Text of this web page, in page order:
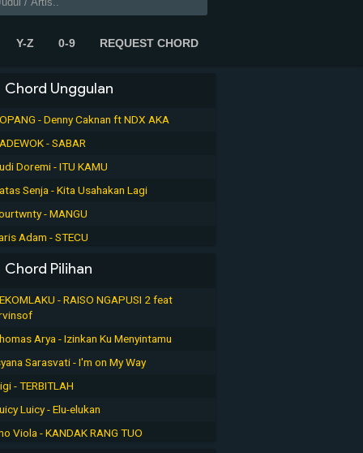
Y-Z 0-9 REQUEST CHORD
Chord Unggulan
- Denny Caknan ft NDX AKA
- SABAR
Doremi - ITU KAMU
Senja - Kita Usahakan Lagi
- MANGU
Adam - STECU
Chord Pilihan
- RAISO NGAPUSI 2 feat
Arya - Izinkan Ku Menyintamu
Sarasvati - I'm on My Way
- TERBITLAH
Luicy - Elu-elukan
Viola - KANDAK RANG TUO